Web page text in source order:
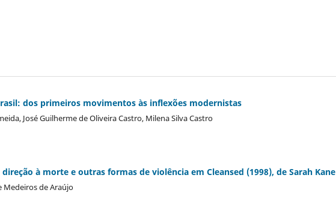
dos primeiros movimentos às inflexões modernistas
José Guilherme de Oliveira Castro, Milena Silva Castro
à morte e outras formas de violência em Cleansed (1998), de Sarah Kane
Medeiros de Araújo